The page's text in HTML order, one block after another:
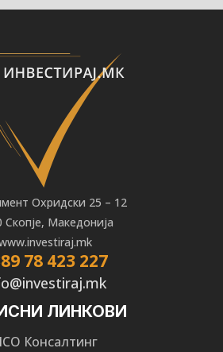
Охридски 25 – 12
Скопје, Македонија
78 423 227
ЛИНКОВИ
Консалтинг